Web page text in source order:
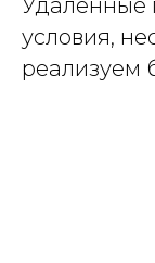
Удалённые
условия,
реализуем